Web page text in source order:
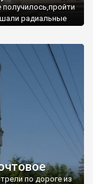
радиальные
по дороге из